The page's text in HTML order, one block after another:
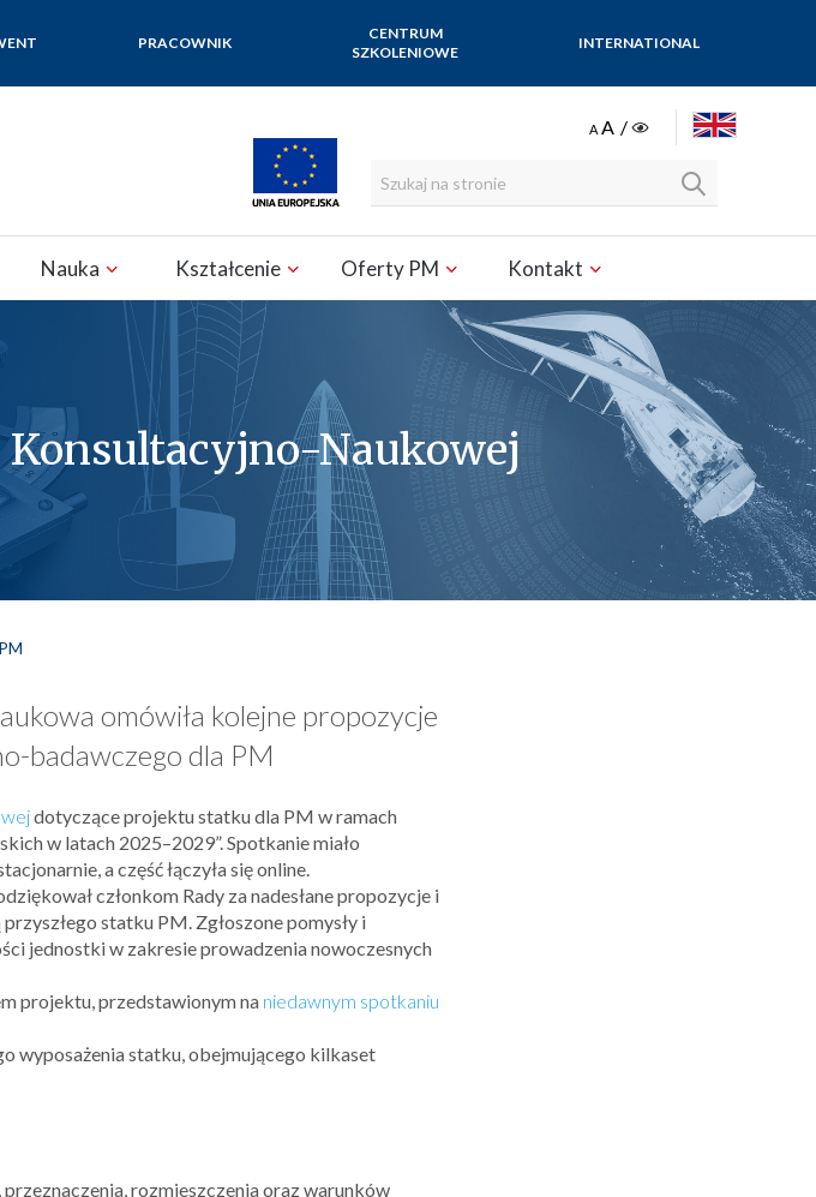
PRACOWNIK
CENTRUM
SZKOLENIOWE
INTERNATIONAL
Nauka Kształcenie Oferty PM Kontakt
Naukowej
omówiła kolejne propozycje
badawczego dla PM
dotyczące projektu statku dla PM w ramach
w latach 2025–2029”. Spotkanie miało
a część łączyła się online.
członkom Rady za nadesłane propozycje i
statku PM. Zgłoszone pomysły i
jednostki w zakresie prowadzenia nowoczesnych
projektu, przedstawionym na niedawnym spotkaniu
wyposażenia statku, obejmującego kilkaset
rozmieszczenia oraz warunków